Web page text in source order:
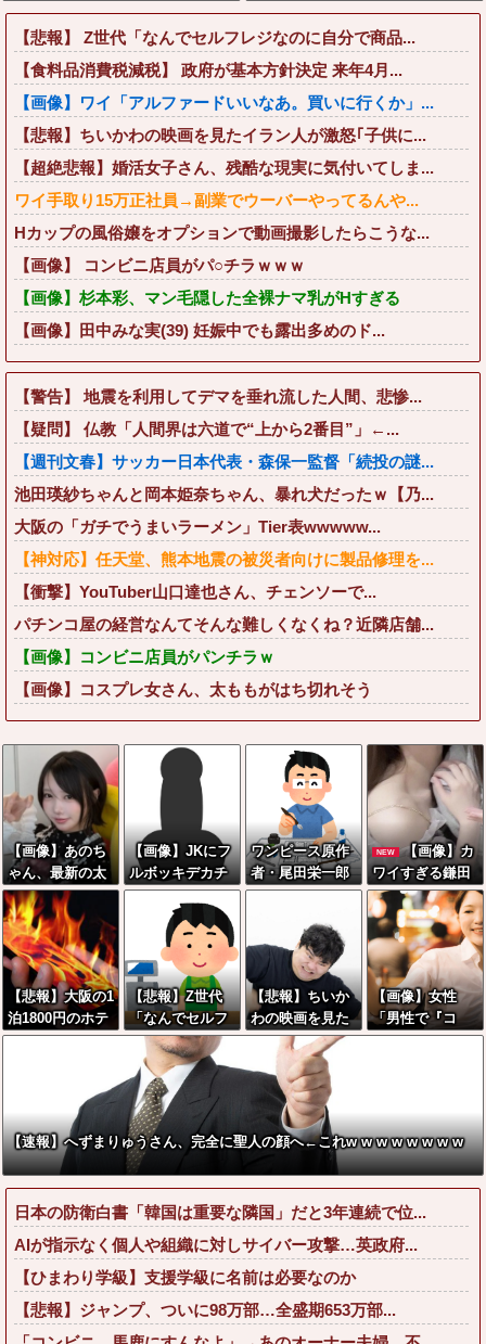
wwww
【悲報】 Z世代「なんでセルフレジなのに自分で商品...
【食料品消費税減税】 政府が基本方針決定 来年4月...
【画像】ワイ「アルファードいいなあ。買いに行くか」...
【悲報】ちいかわの映画を見たイラン人が激怒｢子供に...
【超絶悲報】婚活女子さん、残酷な現実に気付いてしま...
ワイ手取り15万正社員→副業でウーバーやってるんや...
Hカップの風俗嬢をオプションで動画撮影したらこうな...
【画像】 コンビニ店員がパ○チラｗｗｗ
【画像】杉本彩、マン毛隠した全裸ナマ乳がHすぎる
【画像】田中みな実(39) 妊娠中でも露出多めのド...
【警告】 地震を利用してデマを垂れ流した人間、悲惨...
【疑問】 仏教「人間界は六道で“上から2番目”」←...
【週刊文春】サッカー日本代表・森保一監督「続投の謎...
池田瑛紗ちゃんと岡本姫奈ちゃん、暴れ犬だったｗ【乃...
大阪の「ガチでうまいラーメン」Tier表wwwww...
【神対応】任天堂、熊本地震の被災者向けに製品修理を...
【衝撃】YouTuber山口達也さん、チェンソーで...
パチンコ屋の経営なんてそんな難しくなくね？近隣店舗...
【画像】コンビニ店員がパンチラｗ
【画像】コスプレ女さん、太ももがはち切れそう
【画像】あのち
ゃん、最新の太
ももがあまりに
もシコすぎる件
【画像】JKにフ
ルボッキデカチ
ン見せた時の反
応集がこちらww
ワンピース原作
者・尾田栄一郎
が描いた担当編
ダに東大卒」
NEW
【画像】カ
ワイすぎる鎌田
美礼棋士、サン
タコスが性的す
ぎる
【悲報】大阪の1
泊1800円のホテ
ル、ガチでヤバ
【悲報】Z世代
「なんでセルフ
レジなのに自分
で商品通さない
といけないん
だ」
【悲報】ちいか
わの映画を見た
イラン人が激怒
｢子供に見せる内
容じゃない｡悪影
響は計り知れな
い｣←これw w w
w w w w w w
【画像】女性
「男性で『コ
レ』やってくれ
こちらw w w w
w w w w w
【速報】へずまりゅうさん、完全に聖人の顔へ←これw w w w w w w w
日本の防衛白書「韓国は重要な隣国」だと3年連続で位...
AIが指示なく個人や組織に対しサイバー攻撃…英政府...
【ひまわり学級】支援学級に名前は必要なのか
【悲報】ジャンプ、ついに98万部…全盛期653万部...